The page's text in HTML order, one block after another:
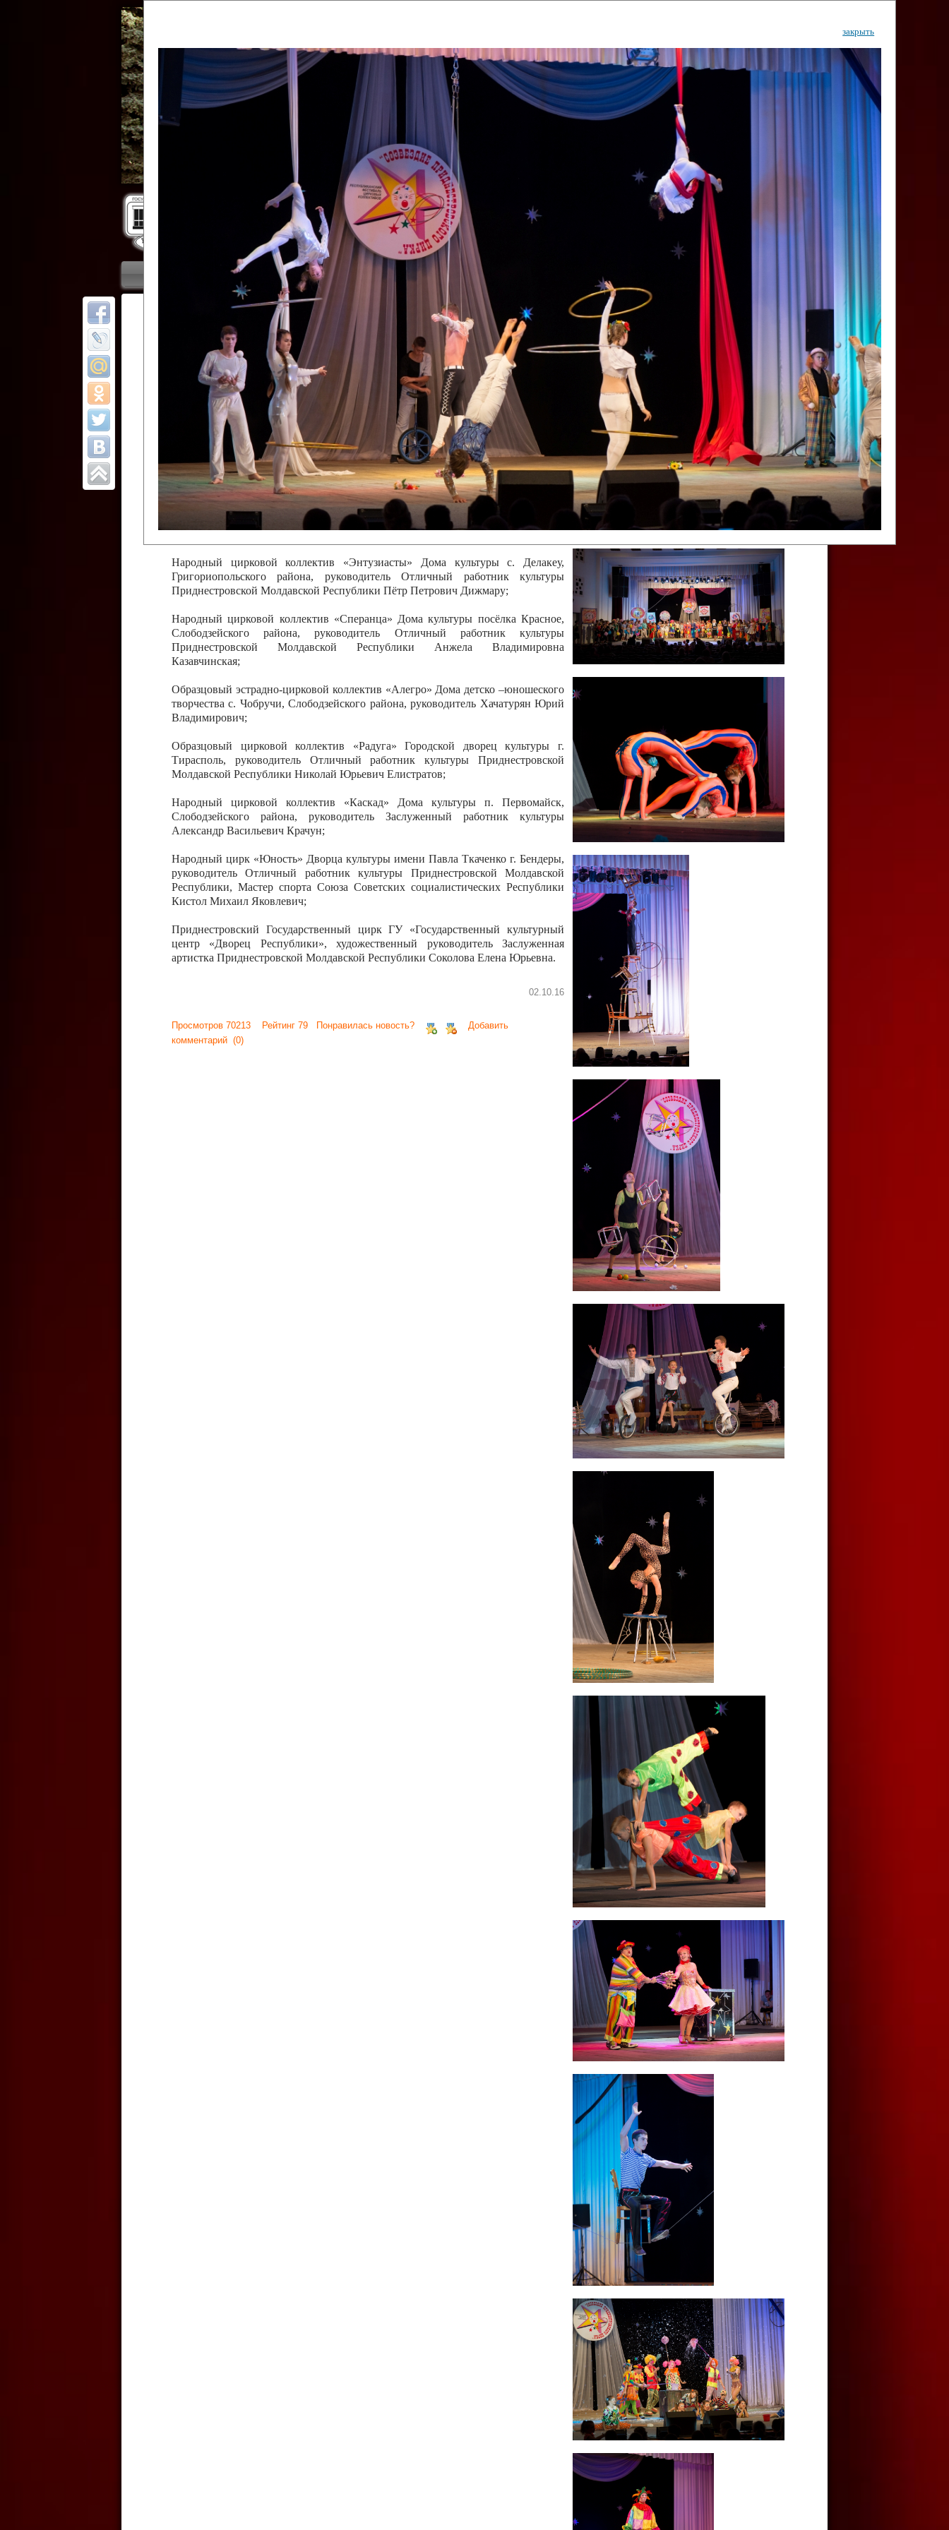
Государственный культурный центр
Дворец Республики
Приветствие Коллективы Новости Афиша
ОТЧЕТЫ ГКЦ "ДВОРЕЦ РЕСПУБЛИКИ"
закрыть
Финал Республиканского фестиваля
цирковых коллективов "Созвездие
Приднестровского цирка"
Участники фестиваля:
Образцовый эстрадно-цирковой коллектив «Ровесник» Дом культуры с.
Протягайловка, г. Бендеры , руководитель Рогожинер Светлана Георгиевна
Народный цирковой клоунский коллектив «Шари-вари» МУ «Культурно-
досуговый центр «Шелковик» г.Бендеры, руководители Отличные работники
культуры Приднестровской Молдавской Республики Алёна Александровна и
Олег Степанович Райлян;
Народный цирковой коллектив «Энтузиасты» Дома культуры с. Делакеу,
Григориопольского района, руководитель Отличный работник культуры
Приднестровской Молдавской Республики Пётр Петрович Дижмару;
Народный цирковой коллектив «Сперанца» Дома культуры посёлка Красное,
Слободзейского района, руководитель Отличный работник культуры
Приднестровской Молдавской Республики Анжела Владимировна
Казавчинская;
Образцовый эстрадно-цирковой коллектив «Алегро» Дома детско –юношеского
творчества с. Чобручи, Слободзейского района, руководитель Хачатурян Юрий
Владимирович;
Образцовый цирковой коллектив «Радуга» Городской дворец культуры г.
Тирасполь, руководитель Отличный работник культуры Приднестровской
Молдавской Республики Николай Юрьевич Елистратов;
Народный цирковой коллектив «Каскад» Дома культуры п. Первомайск,
Слободзейского района, руководитель Заслуженный работник культуры
Александр Васильевич Крачун;
Народный цирк «Юность» Дворца культуры имени Павла Ткаченко г. Бендеры,
руководитель Отличный работник культуры Приднестровской Молдавской
Республики, Мастер спорта Союза Советских социалистических Республики
Кистол Михаил Яковлевич;
Приднестровский Государственный цирк ГУ «Государственный культурный
центр «Дворец Республики», художественный руководитель Заслуженная
артистка Приднестровской Молдавской Республики Соколова Елена Юрьевна.
02.10.16
Просмотров 70213 Рейтинг 79 Понравилась новость?
Добавить
комментарий (0)